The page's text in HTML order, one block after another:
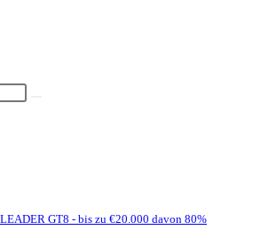
GT8 - bis zu €20.000 davon 80%